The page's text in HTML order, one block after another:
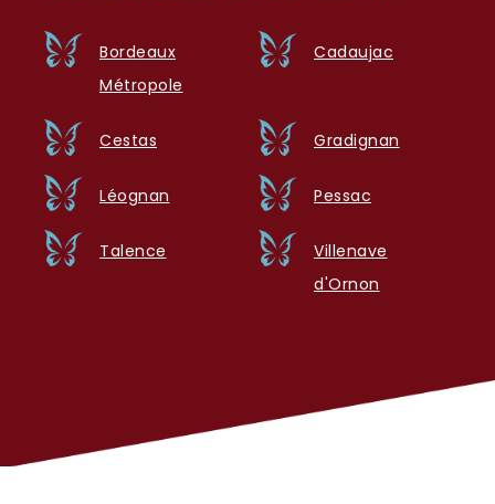
Bordeaux
Métropole
Cadaujac
Cestas Gradignan
Léognan Pessac
Talence
Villenave
d'Ornon